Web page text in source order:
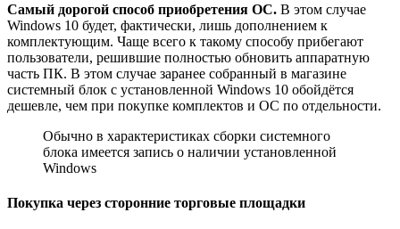
Самый дорогой способ приобретения ОС. В этом случае
Windows 10 будет, фактически, лишь дополнением к
комплектующим. Чаще всего к такому способу прибегают
пользователи, решившие полностью обновить аппаратную
часть ПК. В этом случае заранее собранный в магазине
системный блок с установленной Windows 10 обойдётся
дешевле, чем при покупке комплектов и ОС по отдельности.
Обычно в характеристиках сборки системного
блока имеется запись о наличии установленной
Windows
Покупка через сторонние торговые площадки